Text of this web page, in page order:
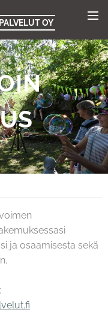
OY
ja osaamisesta sekä